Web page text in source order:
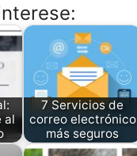
al
7 Servicios de
correo electrónico
más seguros